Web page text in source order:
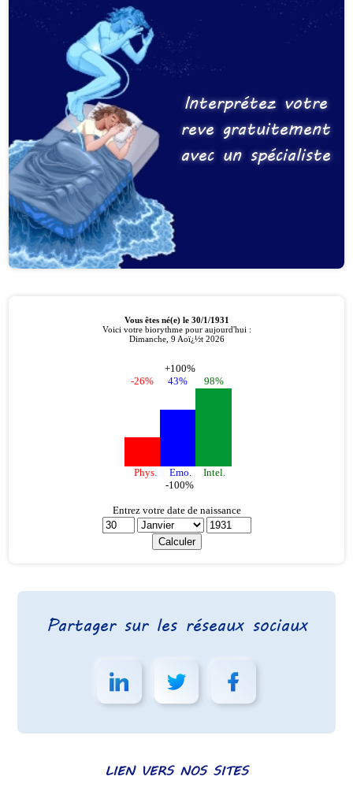
Interprétez votre
reve gratuitement
avec un spécialiste
Partager sur les réseaux sociaux
LIEN VERS NOS SITES